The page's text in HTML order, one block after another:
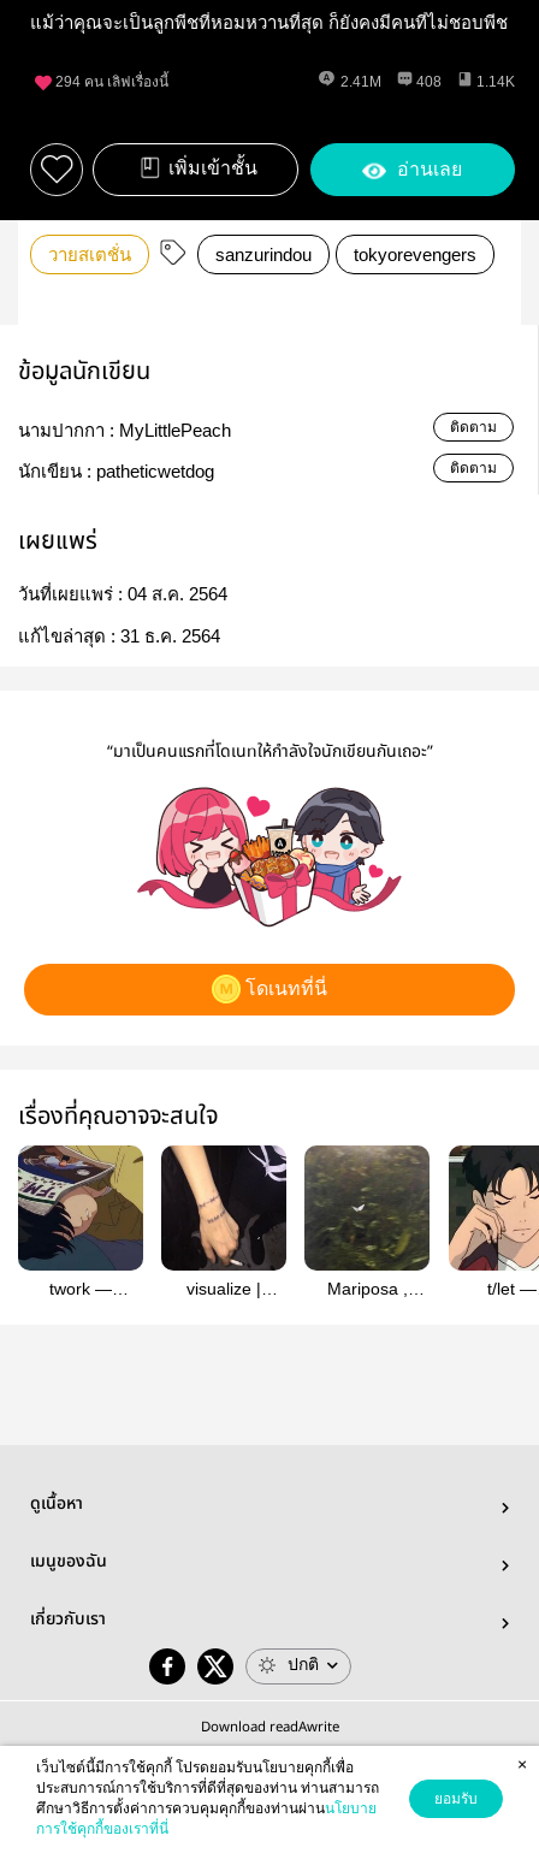
แม้ว่าคุณจะเป็นลูกพีชที่หอมหวานที่สุด ก็ยังคงมีคนที่ไม่ชอบพีช
294 คน เลิฟเรื่องนี้ 2.41M 408 1.14K
เพิ่มเข้าชั้น อ่านเลย
วายสเตชั่น sanzurindou tokyo​revengers
ข้อมูลนักเขียน
นามปากกา : MyLittlePeach ติดตาม
นักเขียน : patheticwetdog ติดตาม
เผยแพร่
วันที่เผยแพร่ : 04 ส.ค. 2564
แก้ไขล่าสุด : 31 ธ.ค. 2564
“มาเป็นคนแรกที่โดเนทให้กำลังใจนักเขียนกันเถอะ”
โดเนทที่นี่
เรื่องที่คุณอาจจะสนใจ
twork —
visualize |
Mariposa ,
t/let —
ดูเนื้อหา
เมนูของฉัน
เกี่ยวกับเรา
ปกติ
Download readAwrite
© 2026 readAwrite.com by MEB Corporation Public Company Limited
This site is protected by reCAPTCHA and the Google
เว็บไซต์นี้มีการใช้คุกกี้ โปรดยอมรับนโยบายคุกกี้เพื่อ
ประสบการณ์การใช้บริการที่ดีที่สุดของท่าน ท่านสามารถ
ศึกษาวิธีการตั้งค่าการควบคุมคุกกี้ของท่านผ่านนโยบาย
การใช้คุกกี้ของเราที่นี่
ยอมรับ
×